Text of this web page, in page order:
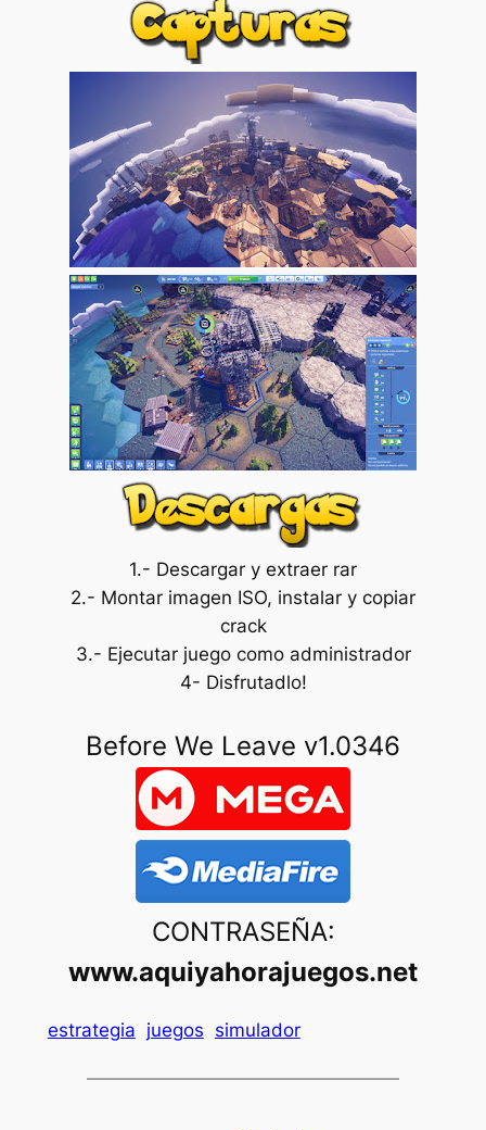
1.- Descargar y extraer rar
2.- Montar imagen ISO, instalar y copiar
crack
3.- Ejecutar juego como administrador
4- Disfrutadlo!
Before We Leave v1.0346
CONTRASEÑA:
www.aquiyahorajuegos.net
estrategia juegos simulador